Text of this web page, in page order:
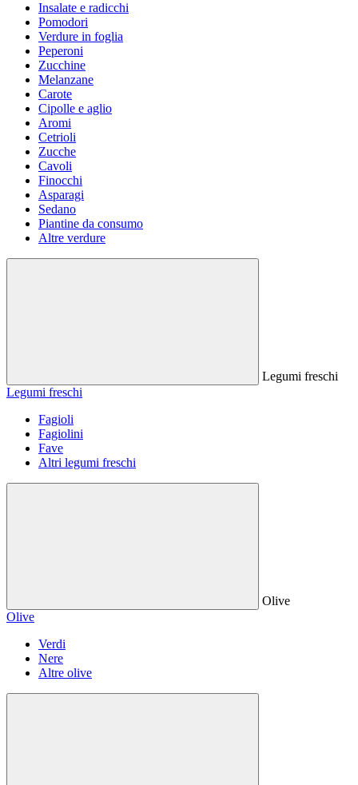
Insalate e radicchi
Pomodori
Verdure in foglia
Peperoni
Zucchine
Melanzane
Carote
Cipolle e aglio
Aromi
Cetrioli
Zucche
Cavoli
Finocchi
Asparagi
Sedano
Piantine da consumo
Altre verdure
Legumi freschi
Legumi freschi
Fagioli
Fagiolini
Fave
Altri legumi freschi
Olive
Olive
Verdi
Nere
Altre olive